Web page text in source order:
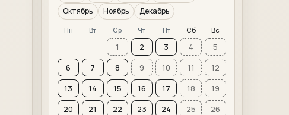
Октябрь
Ноябрь Декабрь
Пн Вт Ср Чт Пт Сб Вс
1 2 3 4
5
6
7 8 9 10 11
12
13
14 15 16 17 18
19
20
21 22 23 24 25
26